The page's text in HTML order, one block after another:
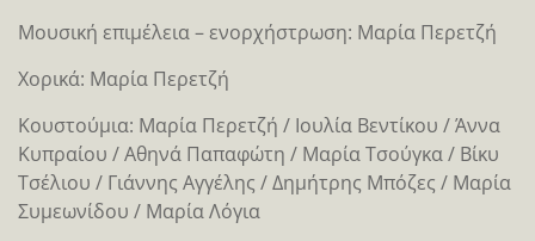
Μουσική επιμέλεια – ενορχήστρωση: Μαρία Περετζή
Χορικά: Μαρία Περετζή
Κουστούμια: Μαρία Περετζή / Ιουλία Βεντίκου / Άννα
Κυπραίου / Αθηνά Παπαφώτη / Μαρία Τσούγκα / Βίκυ
Τσέλιου / Γιάννης Αγγέλης / Δημήτρης Μπόζες / Μαρία
Συμεωνίδου / Μαρία Λόγια